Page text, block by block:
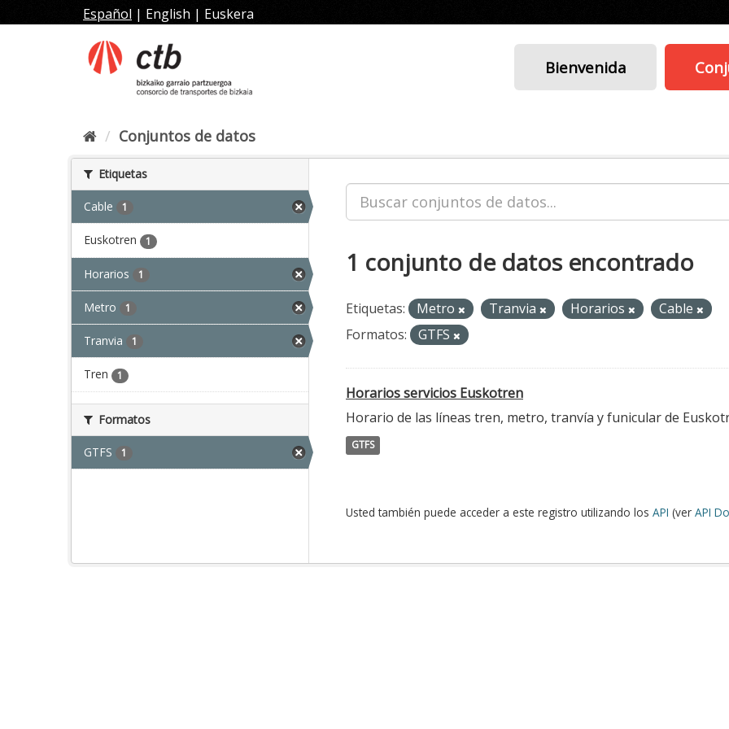
al
Español | English | Euskera
Bienvenida
Conjuntos de datos
Etiquetas
Cable 1
Euskotren 1
Horarios 1
Metro 1
Tranvia 1
Tren 1
Formatos
GTFS 1
1 conjunto de datos encontrado
Etiquetas: Metro Tranvia Horarios
Cable
Formatos:
GTFS
Horarios servicios Euskotren
Horario de las líneas tren, metro, tranvía y funicular de
GTFS
Usted también puede acceder a este registro utilizando los API (ver API